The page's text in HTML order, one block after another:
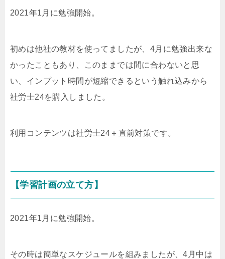
2021年1月に勉強開始。
初めは他社の教材を使ってましたが、4月に勉強出来な
かったこともあり、このままでは間に合わないと思
い、インプット時間が短縮できるという触れ込みから
社労士24を購入しました。
利用コンテンツは社労士24＋直前対策です。
【学習計画の立て方】
2021年1月に勉強開始。
その時は簡単なスケジュールを組みましたが、4月中は